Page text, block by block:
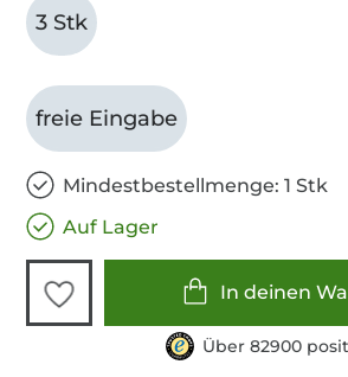
3 Stk
freie Eingabe
Mindestbestellmenge: 1 Stk
Auf Lager
In deinen
Über 82900